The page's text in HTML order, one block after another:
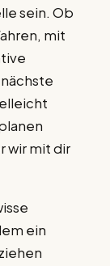
sein. Ob
mit
wir mit dir
ein